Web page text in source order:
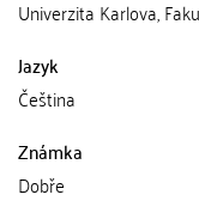
Univerzita Karlova,
Jazyk
Čeština
Známka
Dobře